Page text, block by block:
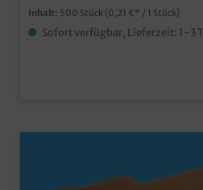
Inhalt: 500 Stück (0,21 €* / 1 Stück)
Sofort verfügbar, Lieferzeit: 1-3